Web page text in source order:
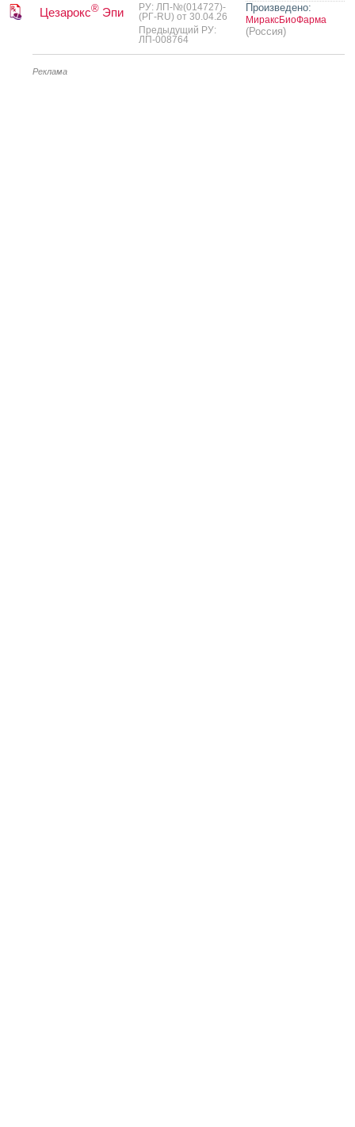
Цезарокс® Эпи
РУ: ЛП-№(014727)-
(РГ-RU) от 30.04.26
Предыдущий РУ:
ЛП-008764
Произведено:
МираксБиоФарма
(Россия)
Реклама